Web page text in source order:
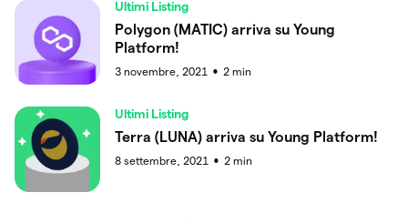
Ultimi Listing
Polygon (MATIC) arriva su Young
Platform!
3 novembre, 2021 ● 2 min
Ultimi Listing
Terra (LUNA) arriva su Young Platform!
8 settembre, 2021 ● 2 min